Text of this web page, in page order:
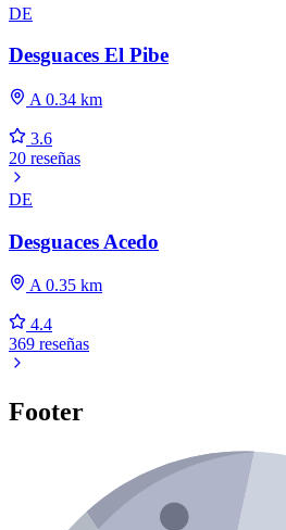
DE
Desguaces El Pibe
A 0.34 km
3.6
20 reseñas
DE
Desguaces Acedo
A 0.35 km
4.4
369 reseñas
Footer